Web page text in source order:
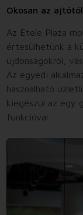
Okosan az
Az Etele Plaza
értesülhetünk a
újdonságokról,
Az egyedi
használható
kiegészül az egy
funkcióval.